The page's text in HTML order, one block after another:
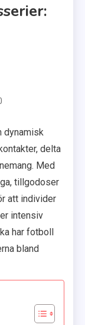
dynamisk
delta
Med
tillgodoser
att individer
intensiv
har fotboll
bland